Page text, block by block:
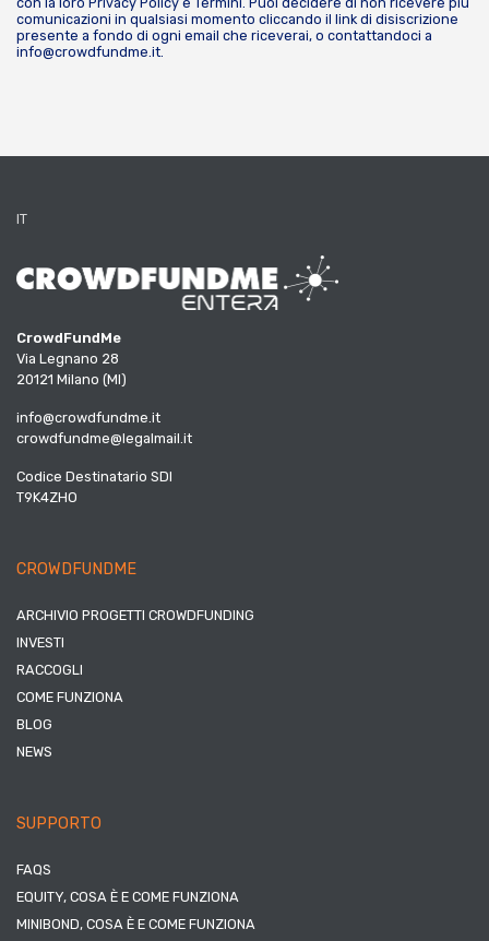
comunicazioni in qualsiasi momento cliccando il link di disiscrizione
presente a fondo di ogni email che riceverai, o contattandoci a
info@crowdfundme.it.
IT
CrowdFundMe
Via Legnano 28
20121 Milano (MI)
info@crowdfundme.it
crowdfundme@legalmail.it
Codice Destinatario SDI
T9K4ZHO
CROWDFUNDME
ARCHIVIO PROGETTI CROWDFUNDING
INVESTI
RACCOGLI
COME FUNZIONA
BLOG
NEWS
SUPPORTO
FAQS
EQUITY, COSA È E COME FUNZIONA
MINIBOND, COSA È E COME FUNZIONA